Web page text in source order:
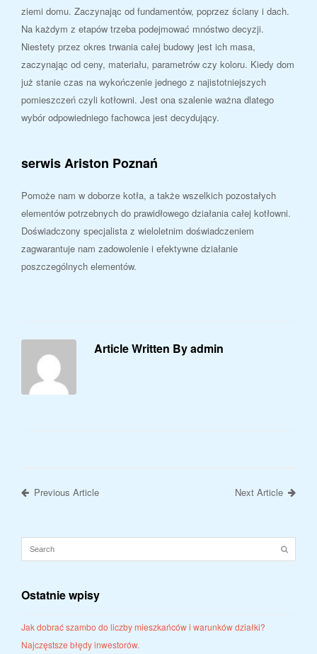
ziemi domu. Zaczynając od fundamentów, poprzez ściany i dach.
Na każdym z etapów trzeba podejmować mnóstwo decyzji.
Niestety przez okres trwania całej budowy jest ich masa,
zaczynając od ceny, materiału, parametrów czy koloru. Kiedy dom
już stanie czas na wykończenie jednego z najistotniejszych
pomieszczeń czyli kotłowni. Jest ona szalenie ważna dlatego
wybór odpowiedniego fachowca jest decydujący.
serwis Ariston Poznań
Pomoże nam w doborze kotła, a także wszelkich pozostałych
elementów potrzebnych do prawidłowego działania całej kotłowni.
Doświadczony specjalista z wieloletnim doświadczeniem
zagwarantuje nam zadowolenie i efektywne działanie
poszczególnych elementów.
Article Written By admin
Previous Article Next Article
Ostatnie wpisy
Jak dobrać szambo do liczby mieszkańców i warunków działki?
Najczęstsze błędy inwestorów.